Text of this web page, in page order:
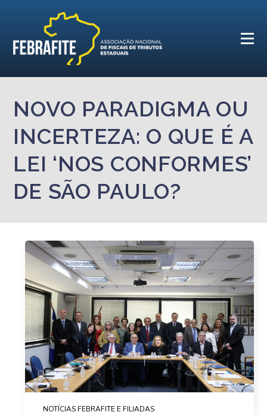
NOVO PARADIGMA OU
INCERTEZA: O QUE É A
LEI ‘NOS CONFORMES’
DE SÃO PAULO?
NOTÍCIAS FEBRAFITE E FILIADAS